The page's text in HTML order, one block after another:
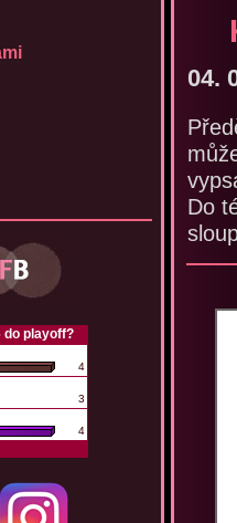
04.
Do